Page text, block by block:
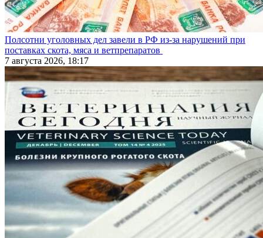
Полсотни уголовных дел завели в РФ из-за нарушений при
поставках скота, мяса и ветпрепаратов
7 августа 2026, 18:17